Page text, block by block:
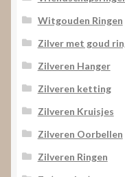
Witgouden Ringen
Zilver met goud
Zilveren Hanger
Zilveren ketting
Zilveren Kruisjes
Zilveren Oorbellen
Zilveren Ringen